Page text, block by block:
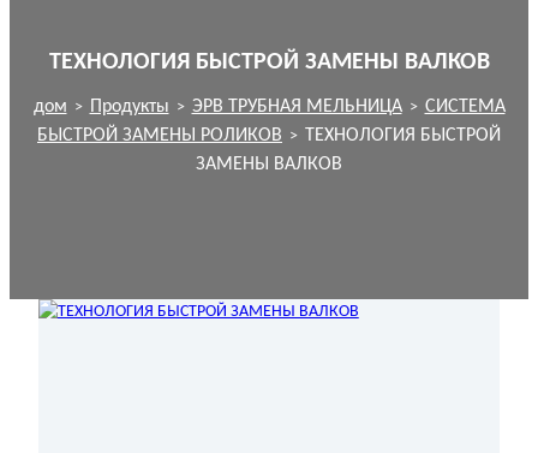
ТЕХНОЛОГИЯ БЫСТРОЙ ЗАМЕНЫ ВАЛКОВ
дом > Продукты > ЭРВ ТРУБНАЯ МЕЛЬНИЦА> СИСТЕМА
БЫСТРОЙ ЗАМЕНЫ РОЛИКОВ >
ТЕХНОЛОГИЯ БЫСТРОЙ
ЗАМЕНЫ ВАЛКОВ